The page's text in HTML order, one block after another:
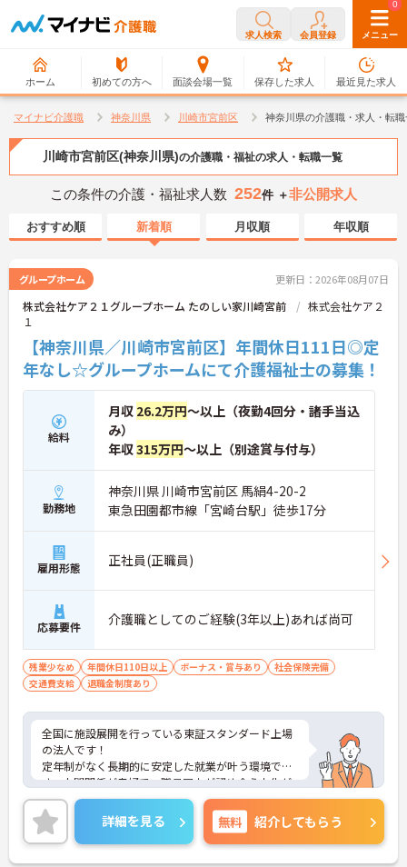
求人検索 会員登録 メニュー
ホーム 初めての方へ 面談会場一覧
0
保存した求人
0
最近見た求人
マイナビ介護職 神奈川県 川崎市宮前区 神奈川県の介護職・求人・転職
川崎市宮前区(神奈川県)の介護職・福祉の求人・転職一覧
この条件の介護・福祉求人数 252件 ＋非公開求人
おすすめ順 新着順 月収順 年収順
グループホーム 更新日：2026年08月07日
株式会社ケア２１グループホーム たのしい家川崎宮前
株式会社ケア２
１
【神奈川県／川崎市宮前区】年間休日111日◎定
年なし☆グループホームにて介護福祉士の募集！
給料
月収 26.2万円～以上（夜勤4回分・諸手当込
み）
年収315万円～以上（別途賞与付与）
勤務地
神奈川県 川崎市宮前区 馬絹4-20-2
東急田園都市線「宮崎台駅」徒歩17分
雇用形態 正社員(正職員)
応募要件 介護職としてのご経験(3年以上)あれば尚可
残業少なめ 年間休日110日以上 ボーナス・賞与あり
社会保険完備
交通費支給
退職金制度あり
全国に施設展開を行っている東証スタンダード上場
の法人です！
定年制がなく長期的に安定した就業が叶う環境で
す。人間関係が良好で、職員同士が認め合う文化が
根付いています。
ご興味のある方には、面接対策ポイントなど、さら
に詳細をご案内しますのでお気軽にご相談くださ
い！
詳細を見る 無料 紹介してもらう